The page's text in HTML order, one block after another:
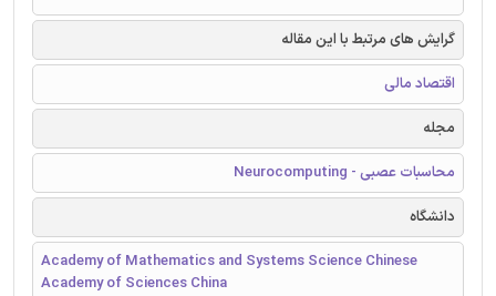
گرایش های مرتبط با این مقاله
اقتصاد مالی
مجله
محاسبات عصبی - Neurocomputing
دانشگاه
Academy of Mathematics and Systems Science Chinese
Academy of Sciences China